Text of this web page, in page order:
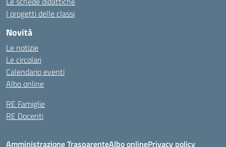
I progetti delle classi
Novità
Le notizie
Le circolari
Calendario eventi
Albo online
RE Famiglie
RE Docenti
Amministrazione TrasparenteAlbo onlinePrivacy policy